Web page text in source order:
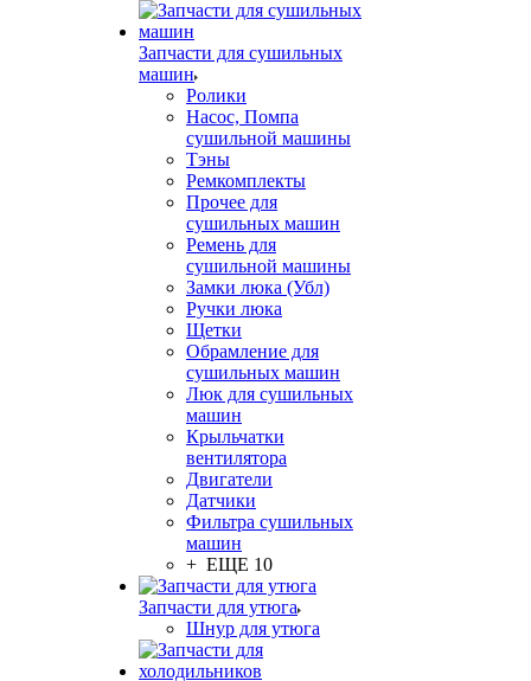
Запчасти для сушильных
машин
Ролики
Насос, Помпа
сушильной машины
Тэны
Ремкомплекты
Прочее для
сушильных машин
Ремень для
сушильной машины
Замки люка (Убл)
Ручки люка
Щетки
Обрамление для
сушильных машин
Люк для сушильных
машин
Крыльчатки
вентилятора
Двигатели
Датчики
Фильтра сушильных
машин
+ ЕЩЕ 10
Запчасти для утюга
Шнур для утюга